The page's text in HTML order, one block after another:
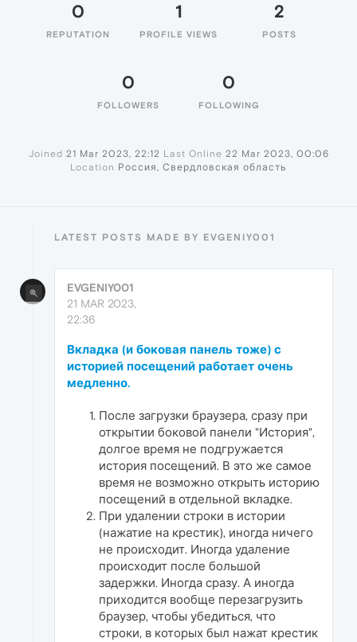
0
REPUTATION
1
PROFILE VIEWS
2
POSTS
0
FOLLOWERS
0
FOLLOWING
Joined 21 Mar 2023, 22:12 Last Online 22 Mar 2023, 00:06
Location Россия, Свердловская область
LATEST POSTS MADE BY EVGENIY001
EVGENIY001
21 MAR 2023,
22:36
Вкладка (и боковая панель тоже) с
историей посещений работает очень
медленно.
После загрузки браузера, сразу при
открытии боковой панели "История",
долгое время не подгружается
история посещений. В это же самое
время не возможно открыть историю
посещений в отдельной вкладке.
При удалении строки в истории
(нажатие на крестик), иногда ничего
не происходит. Иногда удаление
происходит после большой
задержки. Иногда сразу. А иногда
приходится вообще перезагрузить
браузер, чтобы убедиться, что
строки, в которых был нажат крестик